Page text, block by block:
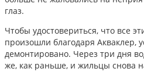
глаз.
Чтобы удостовериться, что все
произошли благодаря Акваклер,
демонтировано. Через три дня
же, как раньше, и жильцы снова